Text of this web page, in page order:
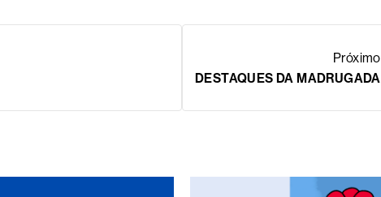
Próximo
DESTAQUES DA MADRUGADA